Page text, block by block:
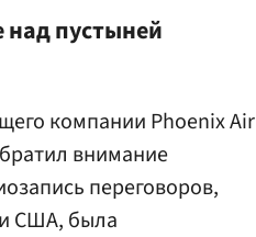
над пустыней
компании Phoenix Air
внимание
переговоров,
США, была